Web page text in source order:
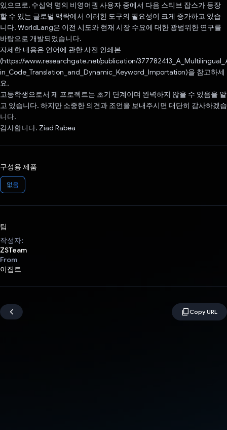
있으므로, 수십억 명의 비영어권 사용자 중에서 다음 스티브 잡스가 등장
할 수 있는 글로벌 맥락에서 이러한 도구의 필요성이 크게 증가하고 있습
니다. WorldLang은 이전 시도와 현재 시장 수요에 대한 광범위한 연구를
바탕으로 개발되었습니다.
자세한 내용은 언어에 관한 사전 인쇄본
(https://www.researchgate.net/publication/
in_Code_Translation_and_Dynamic_Keyword_Importation)을 참고하세
요.
고등학생으로서 제 프로젝트는 초기 단계이며 완벽하지 않을 수 있음을 알
고 있습니다. 하지만 소중한 의견과 조언을 보내주시면 대단히 감사하겠습
니다.
감사합니다. Ziad Rabea
구성용 제품
없음
팀
작성자:
ZSTeam
From
이집트